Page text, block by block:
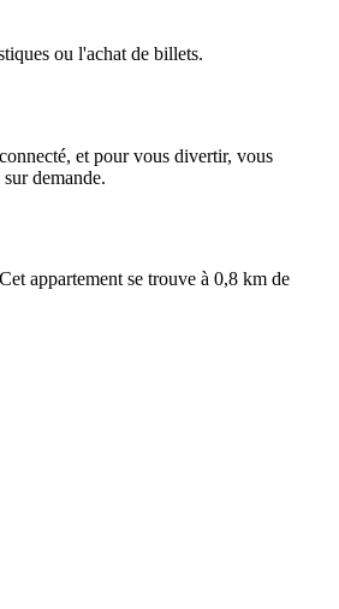
ou l'achat de billets.
et pour vous divertir, vous
demande.
appartement se trouve à 0,8 km de